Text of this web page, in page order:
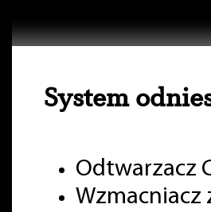
System
Odtwarzacz